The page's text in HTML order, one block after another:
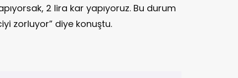
2 lira kar yapıyoruz. Bu durum
zorluyor” diye konuştu.